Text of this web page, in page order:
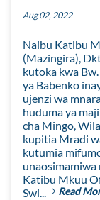
Aug 02, 2022
Naibu Katibu
(Mazingira),
kutoka kwa
ya Babenko
ujenzi wa
huduma ya
cha Mingo,
kupitia Mradi
kutumia
unaosimamiwa
Katibu Mkuu
Swi...
Read